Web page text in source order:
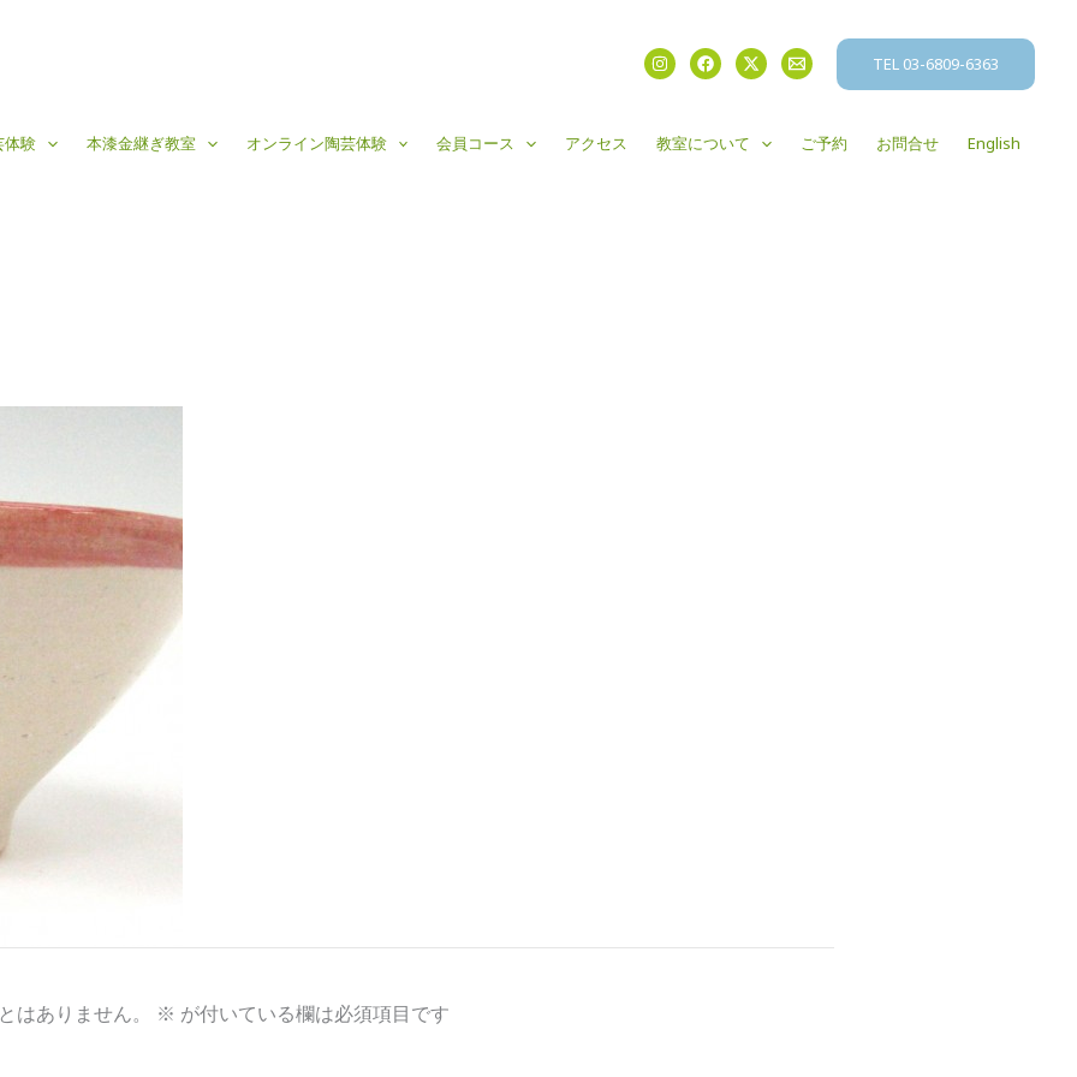
TEL 03-6809-6363
体験 本漆金継ぎ教室 オンライン陶芸体験 会員コース アクセス 教室について ご予約 お問合せ English
はありません。 ※ が付いている欄は必須項目です